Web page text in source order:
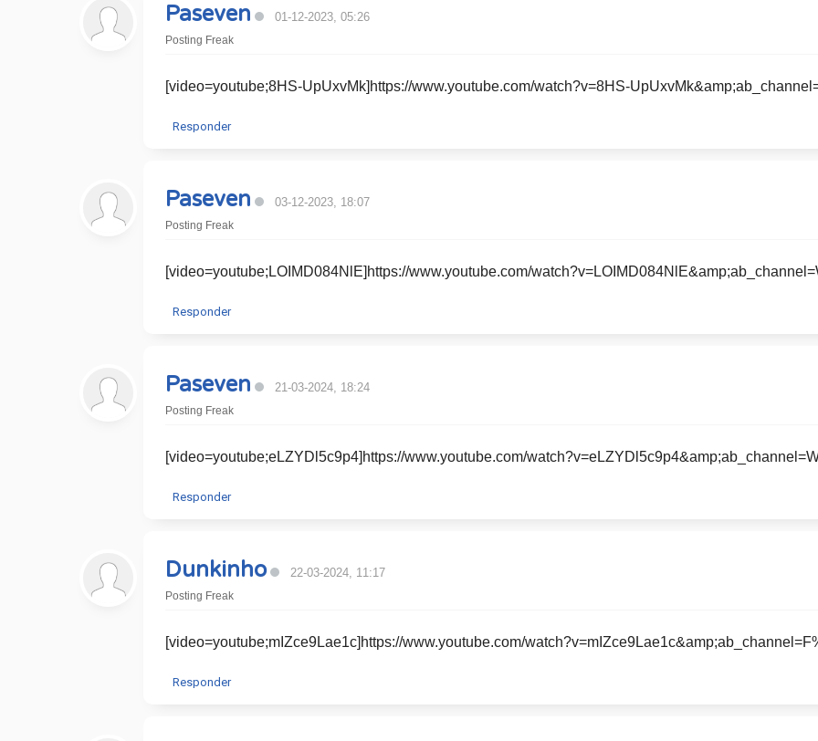
Paseven 01-12-2023, 05:26
Posting Freak
[video=youtube;8HS-UpUxvMk]https://www.youtube.com/watch?v=8HS-
Responder
Paseven 03-12-2023, 18:07
Posting Freak
[video=youtube;LOIMD084NlE]https://www.youtube.com/
Responder
Paseven 21-03-2024, 18:24
Posting Freak
[video=youtube;eLZYDl5c9p4]https://www.youtube.com/
Responder
Dunkinho 22-03-2024, 11:17
Posting Freak
[video=youtube;mIZce9Lae1c]https://www.youtube.com/
Responder